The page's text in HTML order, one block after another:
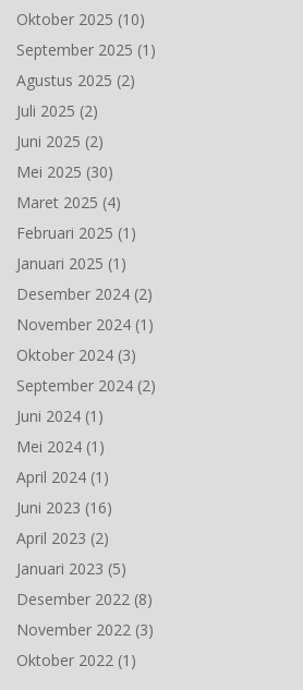
Oktober 2025 (10)
September 2025 (1)
Agustus 2025 (2)
Juli 2025 (2)
Juni 2025 (2)
Mei 2025 (30)
Maret 2025 (4)
Februari 2025 (1)
Januari 2025 (1)
Desember 2024 (2)
November 2024 (1)
Oktober 2024 (3)
September 2024 (2)
Juni 2024 (1)
Mei 2024 (1)
April 2024 (1)
Juni 2023 (16)
April 2023 (2)
Januari 2023 (5)
Desember 2022 (8)
November 2022 (3)
Oktober 2022 (1)